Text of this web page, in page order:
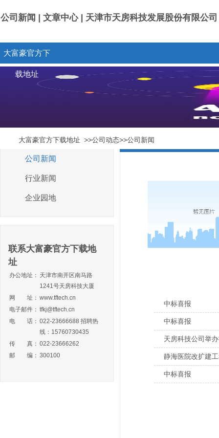
公司新闻 | 文章中心 | 天津市天房科技发展股份有限公
大富豪官方下
载地址
大富豪官方下载地址 >>公司动态>>公司新闻
中标喜报
中标喜报
天房科技公司举
静海医院改扩建
中标喜报
公司新闻
行业新闻
企业园地
联系大富豪官方下载地
址
办公地址： 天津市南开区南马路
1241号天房科技大厦
网 址： www.tftech.cn
电子邮件： tfkj@tftech.cn
电 话： 022-23666688 招聘热
线：15760730435
传 真： 022-23666262
邮 编： 300100